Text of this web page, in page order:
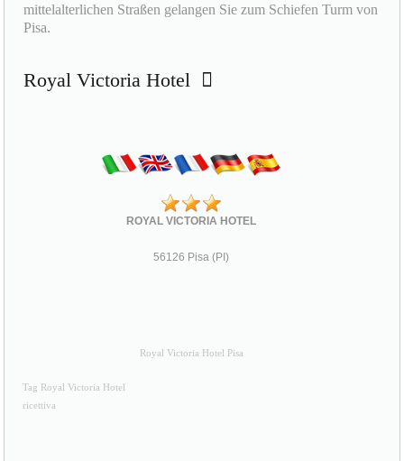
mittelalterlichen Straßen gelangen Sie zum Schiefen Turm von
Pisa.
Royal Victoria Hotel
ROYAL VICTORIA HOTEL
56126 Pisa (PI)
Royal Victoria Hotel Pisa
Tag Royal Victoria Hotel
ricettiva